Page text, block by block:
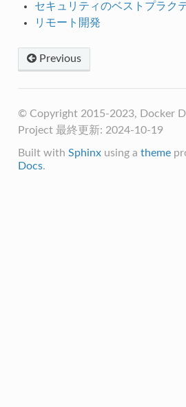
セキュリティのベストプラク
リモート開発
Previous
© Copyright 2015-2023, Docker
Project 最終更新: 2024-10-19
Built with Sphinxusing a theme
Docs.